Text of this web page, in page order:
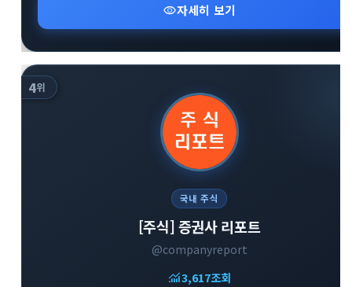
visibility자세히 보기
4위
국내 주식
[주식] 증권사 리포트
@companyreport
monitoring3,617조회